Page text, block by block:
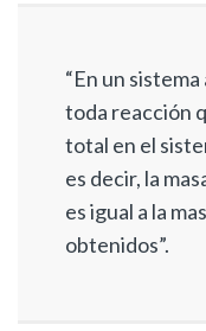
“En un
toda reacción
total en el
es decir, la
es igual a la
obtenidos”.